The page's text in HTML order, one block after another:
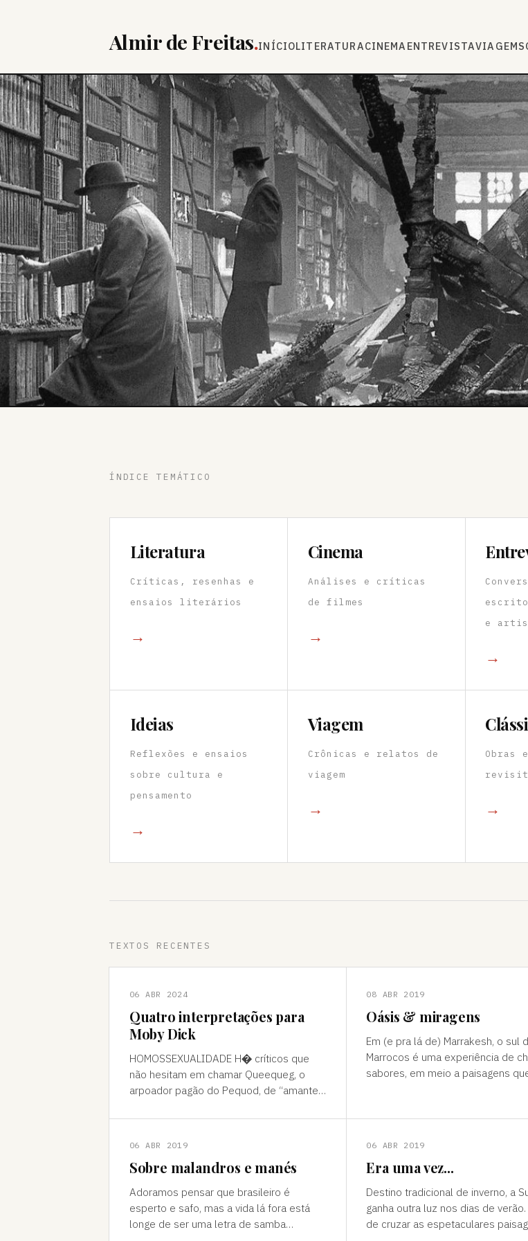
Almir de Freitas.INÍCIOLITERATURACINEMA ENTREVISTAVIAGEM
ÍNDICE TEMÁTICO
Literatura
Críticas, resenhas e
ensaios literários
→
Cinema
Análises e críticas
de filmes
→
e
→
Ideias
Reflexões e ensaios
sobre cultura e
pensamento
→
Viagem
Crônicas e relatos de
viagem
→
Obras
→
TEXTOS RECENTES
06 ABR 2024
Quatro interpretações para
Moby Dick
HOMOSSEXUALIDADE H� críticos que
não hesitam em chamar Queequeg, o
arpoador pagão do Pequod, de “amante”
pode ser contestada, mas é compreens
08 ABR 2019
Oásis & miragens
Em (e pra lá de) Marrakesh, o sul
Marrocos é uma experiência de
sabores, em meio a paisagens
06 ABR 2019
Sobre malandros e manés
Adoramos pensar que brasileiro é
esperto e safo, mas a vida lá fora está
longe de ser uma letra de samba
06 ABR 2019
Era uma vez...
Destino tradicional de inverno, a
ganha outra luz nos dias de verão.
de cruzar as espetaculares